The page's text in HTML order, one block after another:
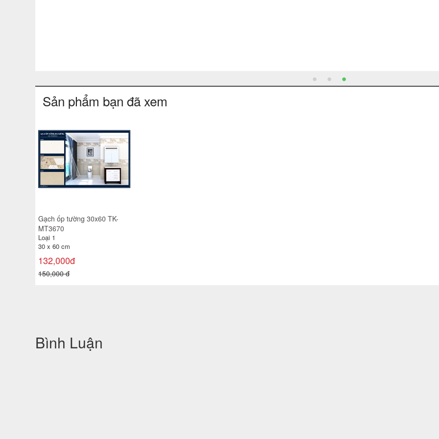
Sản phẩm bạn đã xem
Gạch ốp tường 30x60 TK-
MT3670
Loại 1
30 x 60 cm
132,000đ
150,000 đ
Bình Luận